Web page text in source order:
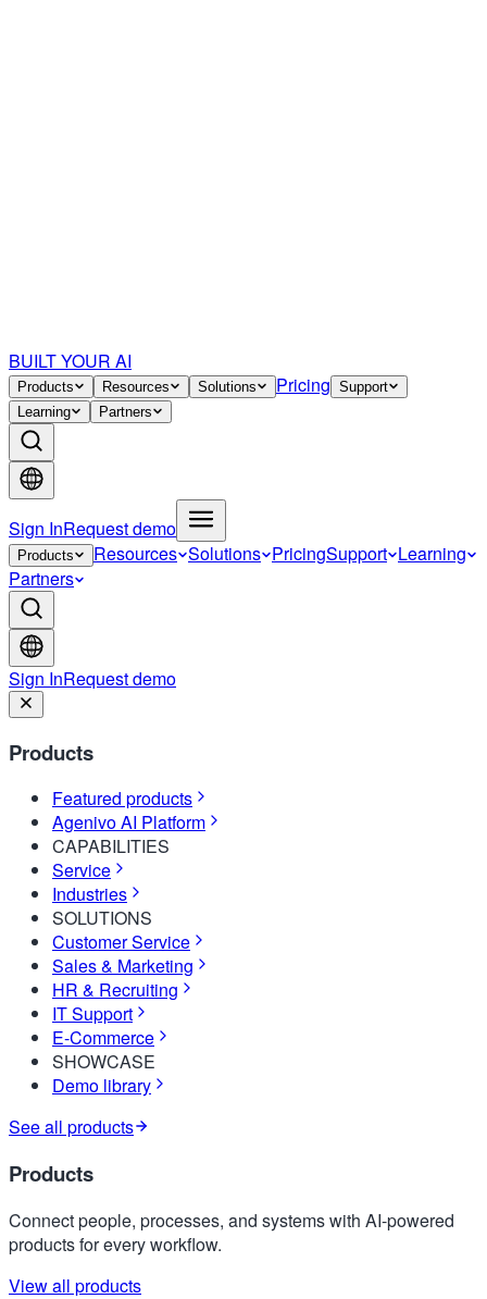
BUILT YOUR AI
Products Resources Solutions Pricing Support
Learning
Partners
Sign InRequest demo
Products Resources Solutions PricingSupport Learning
Partners
Sign InRequest demo
Products
Featured products
Agenivo AI Platform
CAPABILITIES
Service
Industries
SOLUTIONS
Customer Service
Sales & Marketing
HR & Recruiting
IT Support
E-Commerce
SHOWCASE
Demo library
See all products
Products
Connect people, processes, and systems with AI-powered
products for every workflow.
View all products